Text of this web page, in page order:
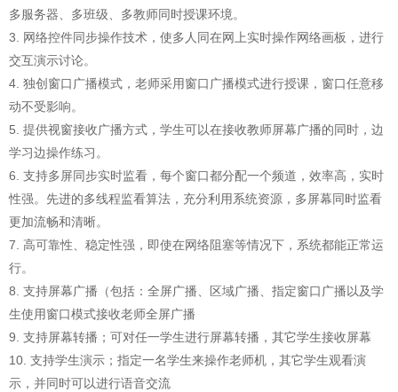
多服务器、多班级、多教师同时授课环境。
3. 网络控件同步操作技术，使多人同在网上实时操作网络画板，进行
交互演示讨论。
4. 独创窗口广播模式，老师采用窗口广播模式进行授课，窗口任意移
动不受影响。
5. 提供视窗接收广播方式，学生可以在接收教师屏幕广播的同时，边
学习边操作练习。
6. 支持多屏同步实时监看，每个窗口都分配一个频道，效率高，实时
性强。先进的多线程监看算法，充分利用系统资源，多屏幕同时监看
更加流畅和清晰。
7. 高可靠性、稳定性强，即使在网络阻塞等情况下，系统都能正常运
行。
8. 支持屏幕广播（包括：全屏广播、区域广播、指定窗口广播以及学
生使用窗口模式接收老师全屏广播
9. 支持屏幕转播；可对任一学生进行屏幕转播，其它学生接收屏幕
10. 支持学生演示；指定一名学生来操作老师机，其它学生观看演
示，并同时可以进行语音交流